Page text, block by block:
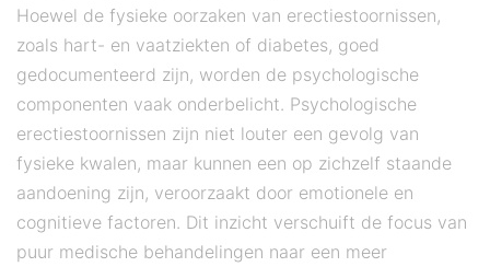
Hoewel de fysieke oorzaken van erectiestoornissen,
zoals hart- en vaatziekten of diabetes, goed
gedocumenteerd zijn, worden de psychologische
componenten vaak onderbelicht. Psychologische
erectiestoornissen zijn niet louter een gevolg van
fysieke kwalen, maar kunnen een op zichzelf staande
aandoening zijn, veroorzaakt door emotionele en
cognitieve factoren. Dit inzicht verschuift de focus van
puur medische behandelingen naar een meer